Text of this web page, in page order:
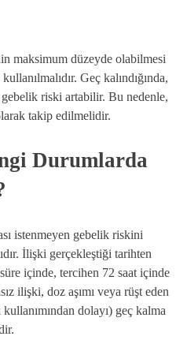
maksimum düzeyde olabilmesi
Geç kalındığında,
riski artabilir. Bu nedenle,
takip edilmelidir.
Durumlarda
istenmeyen gebelik riskini
İlişki gerçekleştiği tarihten
içinde, tercihen 72 saat içinde
ilişki, doz aşımı veya rüşt eden
dolayı) geç kalma